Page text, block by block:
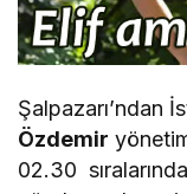
Şalpazarı’ndan
Özdemir
02.30